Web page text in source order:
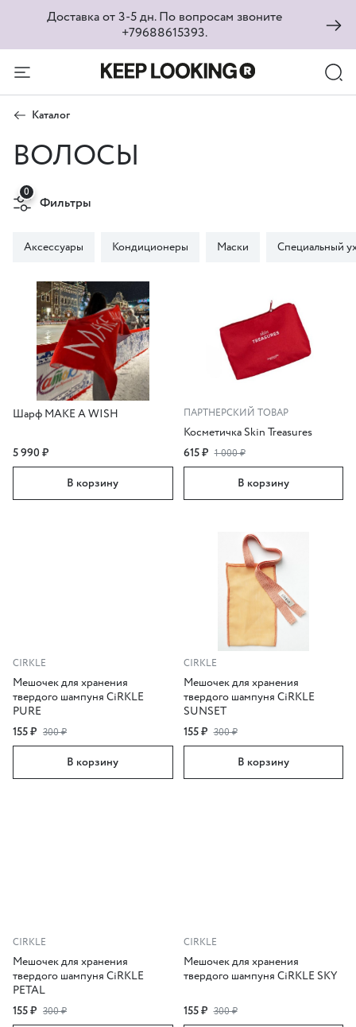
Доставка от 3-5 дн. По вопросам звоните
+79688615393.
Каталог
ВОЛОСЫ
Фильтры
0
Аксессуары Кондиционеры Маски Специальный
Шарф MAKE A WISH
5 990 ₽
В корзину
ПАРТНЕРСКИЙ ТОВАР
Косметичка Skin Treasures
615 ₽ 1 000 ₽
В корзину
CIRKLE
Мешочек для хранения
твердого шампуня CiRKLE
PURE
155 ₽ 300 ₽
В корзину
CIRKLE
Мешочек для хранения
твердого шампуня CiRKLE
SUNSET
155 ₽ 300 ₽
В корзину
CIRKLE
Мешочек для хранения
твердого шампуня CiRKLE
PETAL
155 ₽ 300 ₽
CIRKLE
Мешочек для хранения
твердого шампуня CiRKLE SKY
155 ₽ 300 ₽